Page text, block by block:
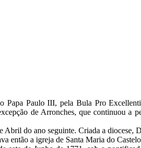
Paulo III, pela Bula Pro
de Arronches, que continuou
Abril do ano seguinte. Criada a
então a igreja de Santa Maria do